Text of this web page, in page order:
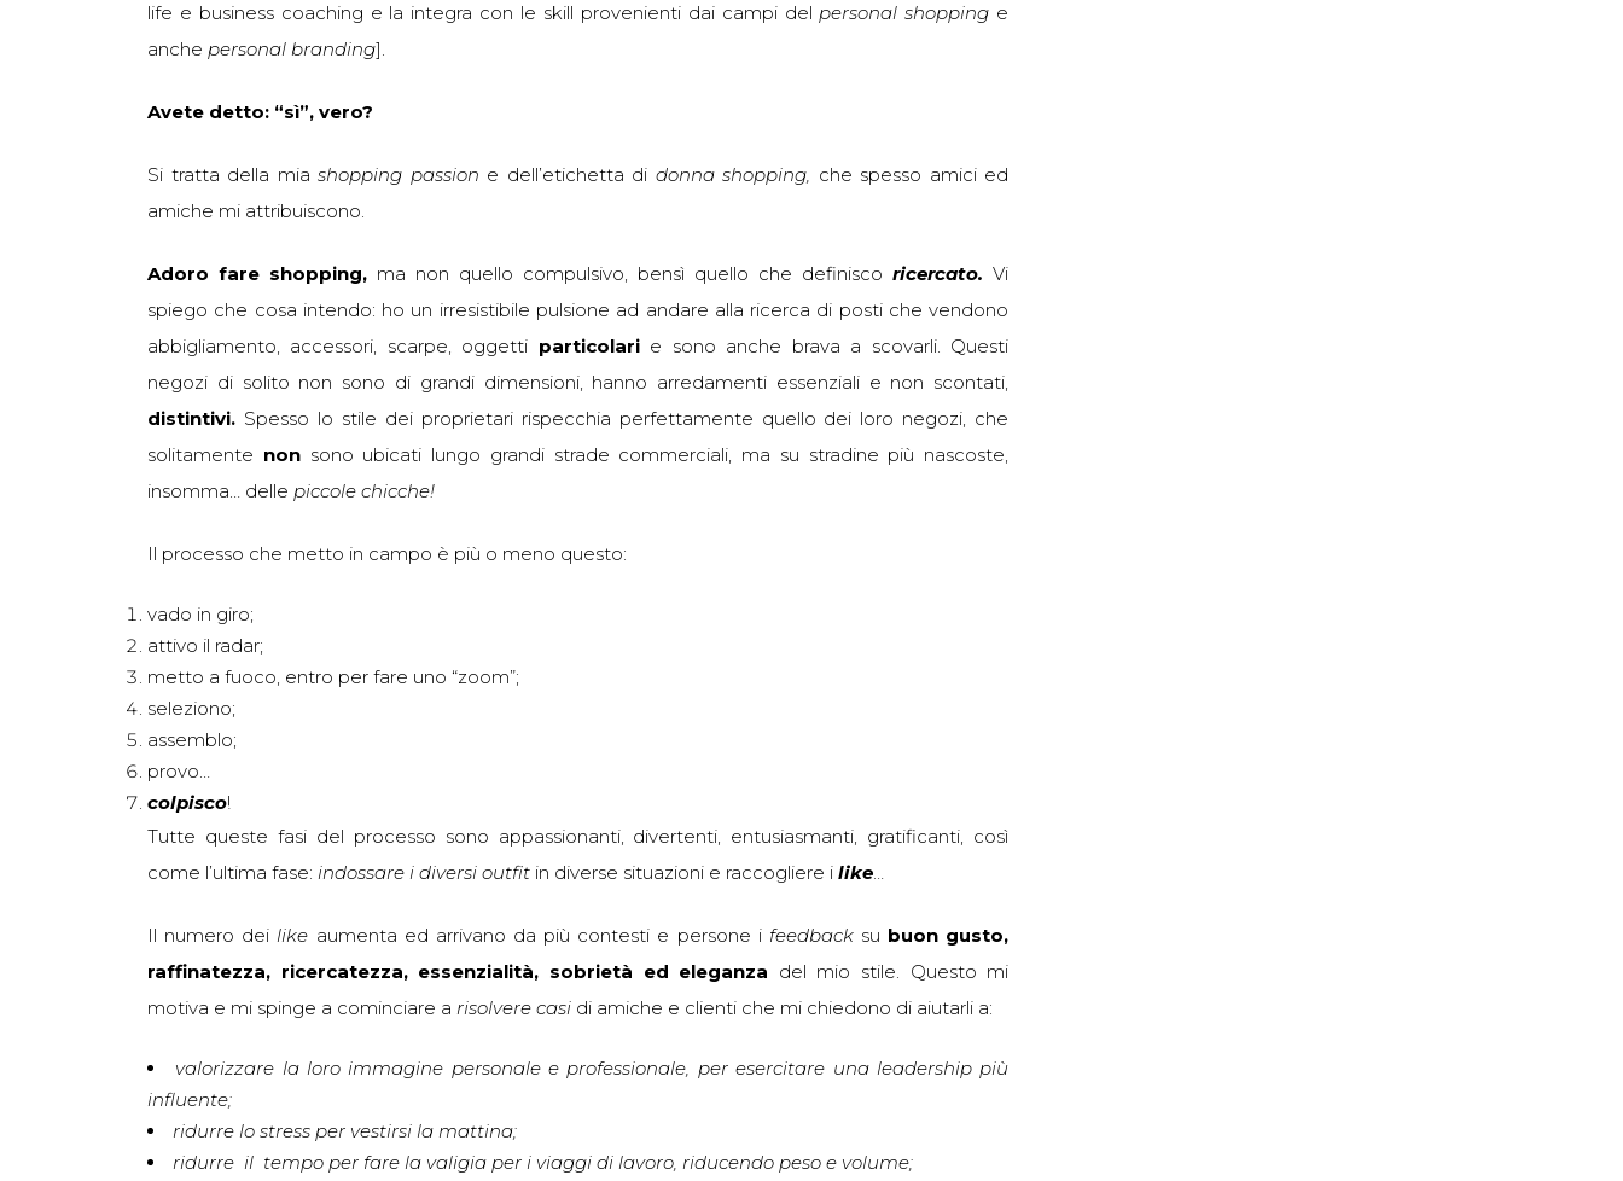
life e business coaching e la integra con le skill provenienti dai campi delpersonal shopping e
anche personal branding].
Avete detto: “sì”, vero?
Si tratta della miashopping passion e dell’etichetta di donna shopping, che spesso amici ed
amiche mi attribuiscono.
Adoro fare shopping, ma non quello compulsivo, bensì quello che definiscoricercato. Vi
spiego che cosa intendo: ho un irresistibile pulsione ad andare alla ricerca di posti che vendono
abbigliamento, accessori, scarpe, oggetti particolari e sono anche brava a scovarli. Questi
negozi di solito non sono di grandi dimensioni, hanno arredamenti essenziali e non scontati,
distintivi. Spesso lo stile dei proprietari rispecchia perfettamente quello dei loro negozi, che
solitamente nonsono ubicati lungo grandi strade commerciali, ma su stradine più nascoste,
insomma… delle piccole chicche!
Il processo che metto in campo è più o meno questo:
vado in giro;
attivo il radar;
metto a fuoco, entro per fare uno “zoom”;
seleziono;
assemblo;
provo…
colpisco!
Tutte queste fasi del processo sono appassionanti, divertenti, entusiasmanti, gratificanti, così
come l’ultima fase: indossare i diversi outfit in diverse situazioni e raccogliere i like…
Il numero deilike aumenta ed arrivano da più contesti e persone i feedbacksu buon gusto,
raffinatezza, ricercatezza, essenzialità, sobrietà ed eleganza del mio stile. Questo mi
motiva e mi spinge a cominciare a risolvere casi di amiche e clienti che mi chiedono di aiutarli a:
valorizzare la loro immagine personale e professionale, per esercitare una leadership più
influente;
ridurre lo stress per vestirsi la mattina;
ridurre il tempo per fare la valigia per i viaggi di lavoro, riducendo peso e volume;